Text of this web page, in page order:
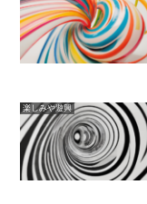
楽しみや遊興